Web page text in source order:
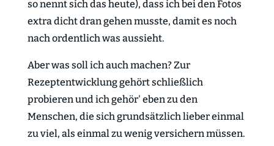
so nennt sich das heute), dass ich bei den Fotos
extra dicht dran gehen musste, damit es noch
nach ordentlich was aussieht.
Aber was soll ich auch machen? Zur
Rezeptentwicklung gehört schließlich
probieren und ich gehör' eben zu den
Menschen, die sich grundsätzlich lieber einmal
zu viel, als einmal zu wenig versichern müssen.